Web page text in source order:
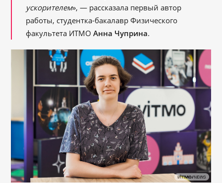
ускорителем», — рассказала первый автор
работы, студентка-бакалавр Физического
факультета ИТМОАнна Чуприна.